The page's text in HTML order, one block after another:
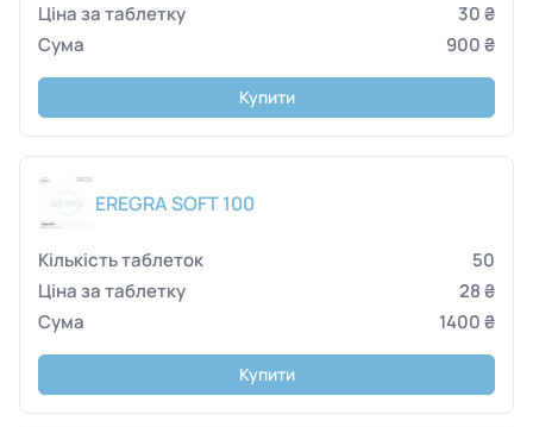
30 ₴
900 ₴
Купити
EREGRA SOFT 100
50
28 ₴
1400 ₴
Купити